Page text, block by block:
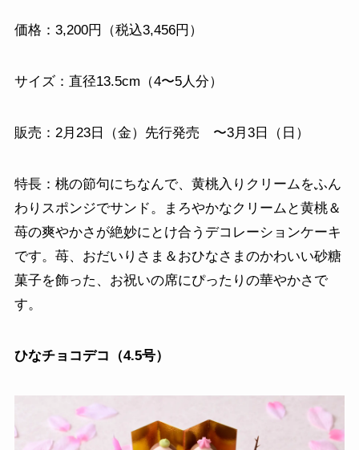
価格：3,200円（税込3,456円）
サイズ：直径13.5cm（4〜5人分）
販売：2月23日（金）先行発売 〜3月3日（日）
特長：桃の節句にちなんで、黄桃入りクリームをふん
わりスポンジでサンド。まろやかなクリームと黄桃＆
苺の爽やかさが絶妙にとけ合うデコレーションケーキ
です。苺、おだいりさま＆おひなさまのかわいい砂糖
菓子を飾った、お祝いの席にぴったりの華やかさで
す。
ひなチョコデコ（4.5号）